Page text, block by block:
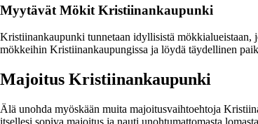
Myytävät Mökit Kristiinankaupunki
Kristiinankaupunki tunnetaan idyllisistä mökkialueistaan,
mökkeihin Kristiinankaupungissa ja löydä täydellinen
Majoitus Kristiinankaupunki
Älä unohda myöskään muita majoitusvaihtoehtoja